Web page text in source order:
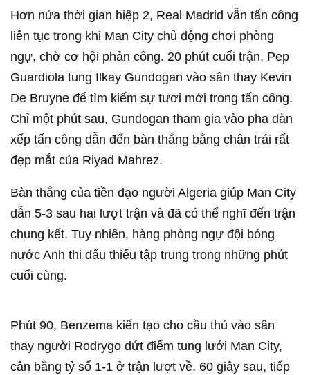
Hơn nửa thời gian hiệp 2, Real Madrid vẫn tấn công
liên tục trong khi Man City chủ động chơi phòng
ngự, chờ cơ hội phản công. 20 phút cuối trận, Pep
Guardiola tung Ilkay Gundogan vào sân thay Kevin
De Bruyne để tìm kiếm sự tươi mới trong tấn công.
Chỉ một phút sau, Gundogan tham gia vào pha dàn
xếp tấn công dẫn đến bàn thắng bằng chân trái rất
đẹp mắt của Riyad Mahrez.
Bàn thắng của tiền đạo người Algeria giúp Man City
dẫn 5-3 sau hai lượt trận và đã có thể nghĩ đến trận
chung kết. Tuy nhiên, hàng phòng ngự đội bóng
nước Anh thi đấu thiếu tập trung trong những phút
cuối cùng.
Phút 90, Benzema kiến tạo cho cầu thủ vào sân
thay người Rodrygo dứt điểm tung lưới Man City,
cân bằng tỷ số 1-1 ở trận lượt về. 60 giây sau, tiếp